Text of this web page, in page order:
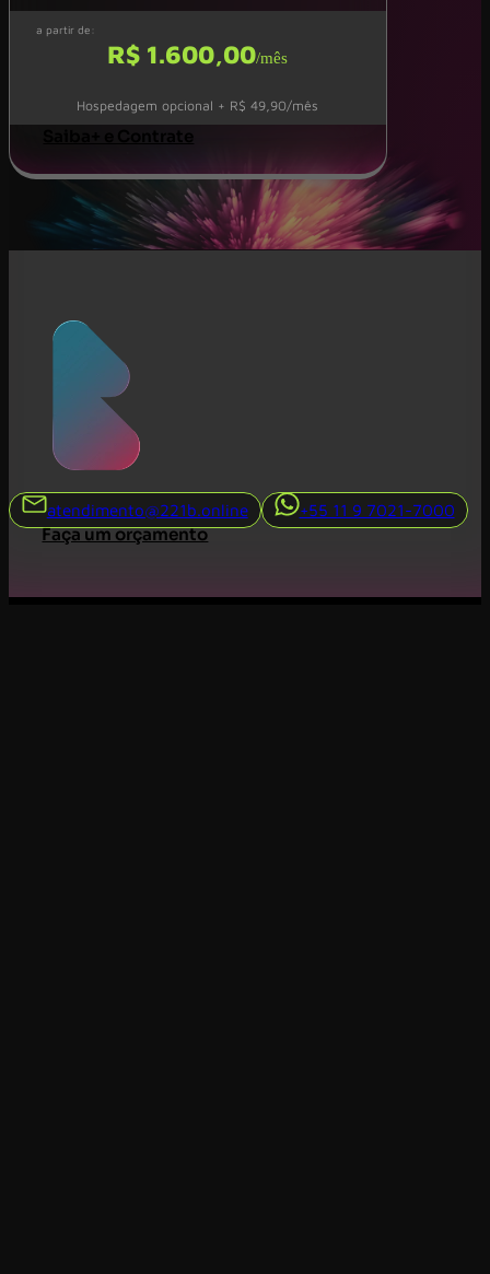
a partir de:
R$ 1.600,00/mês
Hospedagem opcional + R$ 49,90/mês
Saiba+ e Contrate
atendimento@221b.online +55 11 9 7021-7000
Faça um orçamento